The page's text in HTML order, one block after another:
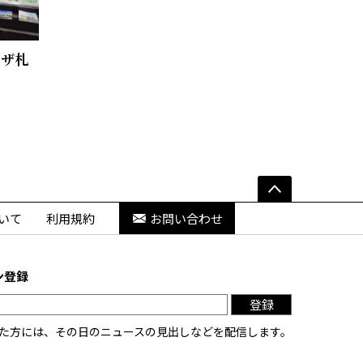
札
て 利用規約 お問い合わせ
登録
登録
方には、その日のニュースの見出しなどを配信します。